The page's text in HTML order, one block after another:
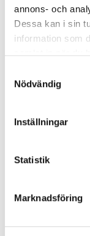
annons- och
Dessa kan i sin
information som
samlat in när du
Nödvändig
Inställningar
Statistik
Marknadsföring
HUS 462